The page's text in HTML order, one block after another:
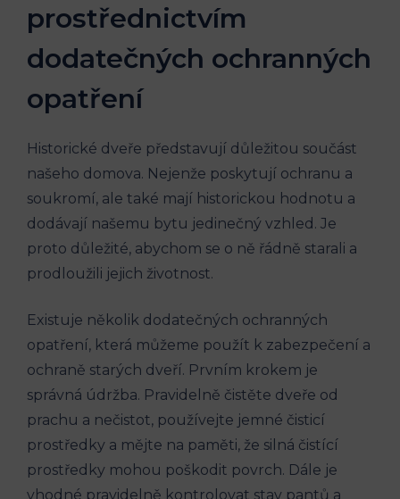
prostřednictvím
dodatečných ochranných
opatření
Historické dveře představují důležitou součást
našeho domova. Nejenže poskytují ochranu a
soukromí, ale také mají historickou hodnotu a
dodávají našemu bytu jedinečný vzhled. Je
proto důležité, abychom se o ně řádně starali a
prodloužili jejich životnost.
Existuje několik dodatečných ochranných
opatření, která můžeme použít k zabezpečení a
ochraně starých dveří. Prvním krokem je
správná údržba. Pravidelně čistěte dveře od
prachu a nečistot, používejte jemné čisticí
prostředky a mějte na paměti, že silná čistící
prostředky mohou poškodit povrch. Dále je
vhodné pravidelně kontrolovat stav pantů a